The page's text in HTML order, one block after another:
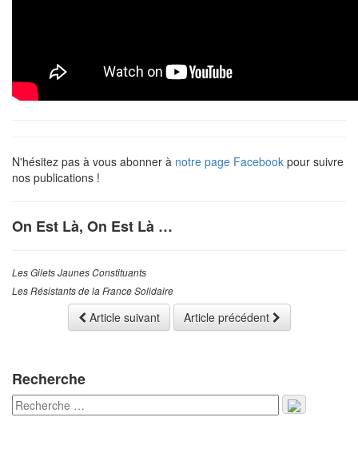
N'hésitez pas à vous abonner à notre page Facebook pour suivre
nos publications !
On Est Là, On Est Là …
Les Gilets Jaunes Constituants
Les Résistants de la France Solidaire
Article suivant Article précédent
Recherche